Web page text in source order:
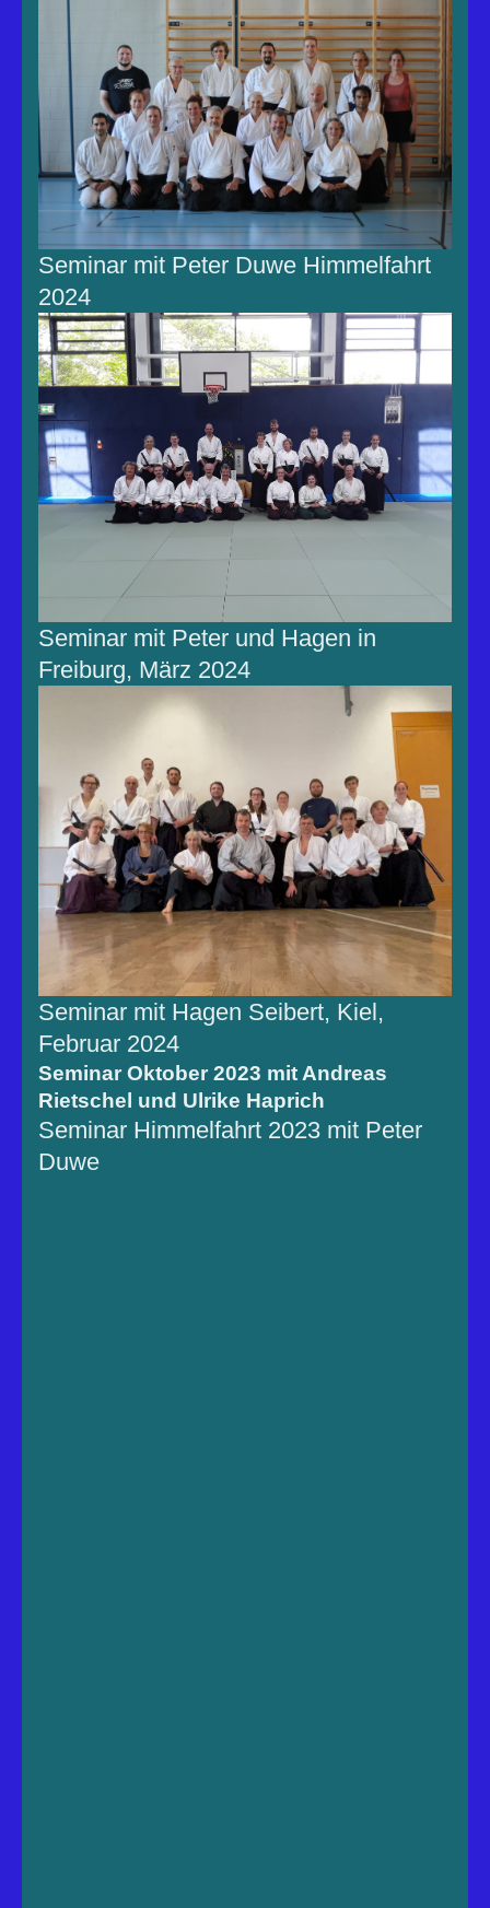
Seminar mit Peter Duwe Himmelfahrt
2024
Seminar mit Peter und Hagen in
Freiburg, März 2024
Seminar mit Hagen Seibert, Kiel,
Februar 2024
Seminar Oktober 2023 mit Andreas
Rietschel und Ulrike Haprich
Seminar Himmelfahrt 2023 mit Peter
Duwe